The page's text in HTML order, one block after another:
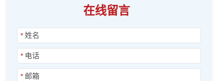
在线留言
*
*
*